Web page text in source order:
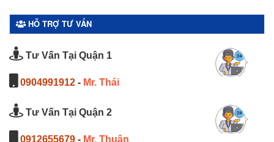
HỖ TRỢ TƯ VẤN
Tư Vấn Tại Quận 1
0904991912 - Mr. Thái
Tư Vấn Tại Quận 2
0912655679 - Mr. Thuận